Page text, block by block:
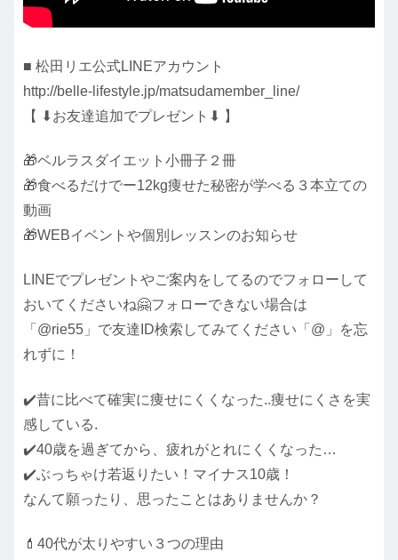
■ 松田リエ公式LINEアカウント
http://belle-lifestyle.jp/matsudamember_line/
【 ⬇︎お友達追加でプレゼント⬇︎ 】
🎁ベルラスダイエット小冊子２冊
🎁食べるだけでー12kg痩せた秘密が学べる３本立ての
動画
🎁WEBイベントや個別レッスンのお知らせ
LINEでプレゼントやご案内をしてるのでフォローして
おいてくださいね🤗フォローできない場合は
「@rie55」で友達ID検索してみてください「@」を忘
れずに！
✔️昔に比べて確実に痩せにくくなった..痩せにくさを実
感している.
✔️40歳を過ぎてから、疲れがとれにくくなった…
✔️ぶっちゃけ若返りたい！マイナス10歳！
なんて願ったり、思ったことはありませんか？
💄40代が太りやすい３つの理由